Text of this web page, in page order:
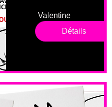
Valentine
drop in
sessions.
levels. No
No BYOB.
Détails